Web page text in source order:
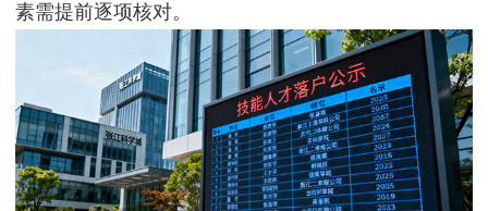
新
闻
联
系
我
们
素需提前逐项核对。